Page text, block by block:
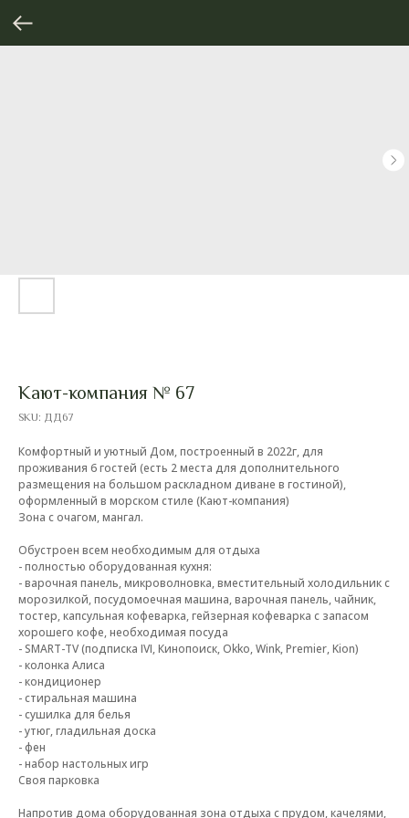
Кают-компания № 67
SKU: ДД67
Комфортный и уютный Дом, построенный в 2022г, для
проживания 6 гостей (есть 2 места для дополнительного
размещения на большом раскладном диване в гостиной),
оформленный в морском стиле (Кают-компания)
Зона с очагом, мангал.
Обустроен всем необходимым для отдыха
- полностью оборудованная кухня:
- варочная панель, микроволновка, вместительный холодильник с
морозилкой, посудомоечная машина, варочная панель, чайник,
тостер, капсульная кофеварка, гейзерная кофеварка с запасом
хорошего кофе, необходимая посуда
- SMART-TV (подписка IVI, Кинопоиск, Okko, Wink, Premier, Kion)
- колонка Алиса
- кондиционер
- стиральная машина
- сушилка для белья
- утюг, гладильная доска
- фен
- набор настольных игр
Своя парковка
Напротив дома оборудованная зона отдыха с прудом, качелями,